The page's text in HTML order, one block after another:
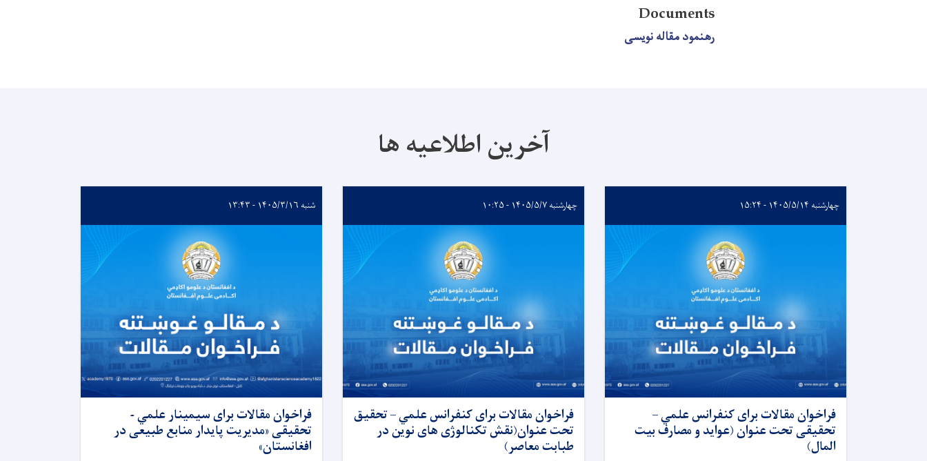
Documents
رهنمود مقاله نویسی
آخرین اطلاعیه ها
چهارشنبه ۱۴۰۵/۵/۱۴ - ۱۵:۲۴
فراخوان مقالات برای کنفرانس علمي –
تحقیقی تحت عنوان (عواید و مصارف بیت
المال)
چهارشنبه ۱۴۰۵/۵/۷ - ۱۰:۲۵
فراخوان مقالات برای کنفرانس علمي – تحقیق
تحت عنوان(نقش تکنالوژی های نوین در
طبابت معاصر)
شنبه ۱۴۰۵/۳/۱۶ - ۱۳:۴۳
فراخوان مقالات برای سیمینار علمي -
تحقیقی «مدیریت پایدار منابع طبیعی در
افغانستان»